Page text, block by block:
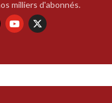
milliers d'abonnés.